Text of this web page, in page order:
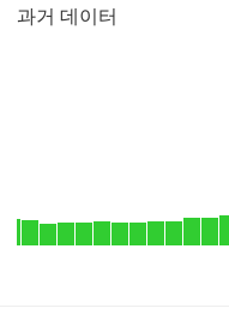
과거 데이터